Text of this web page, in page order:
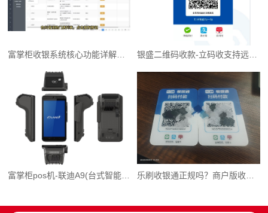
银盛二维码收款-立码收支持远程收款办理流程简单
乐刷收银通正规吗？商户版收款码注册